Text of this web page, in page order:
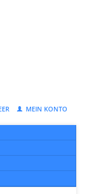
MEIN KONTO